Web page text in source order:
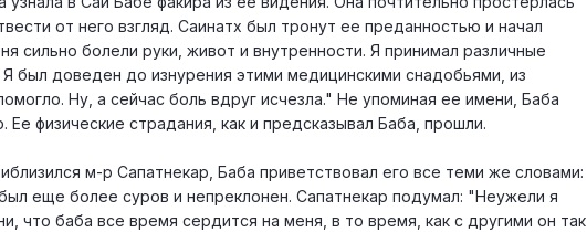
от него взгляд. Саинатх был тронут ее преданностью и начал
сильно болели руки, живот и внутренности. Я принимал различные
Я был доведен до изнурения этими медицинскими снадобьями, из
Ну, а сейчас боль вдруг исчезла." Не упоминая ее имени, Баба
Ее физические страдания, как и предсказывал Баба, прошли.
м-р Сапатнекар, Баба приветствовал его все теми же словами:
еще более суров и непреклонен. Сапатнекар подумал: "Неужели я
что баба все время сердится на меня, в то время, как с другими он так